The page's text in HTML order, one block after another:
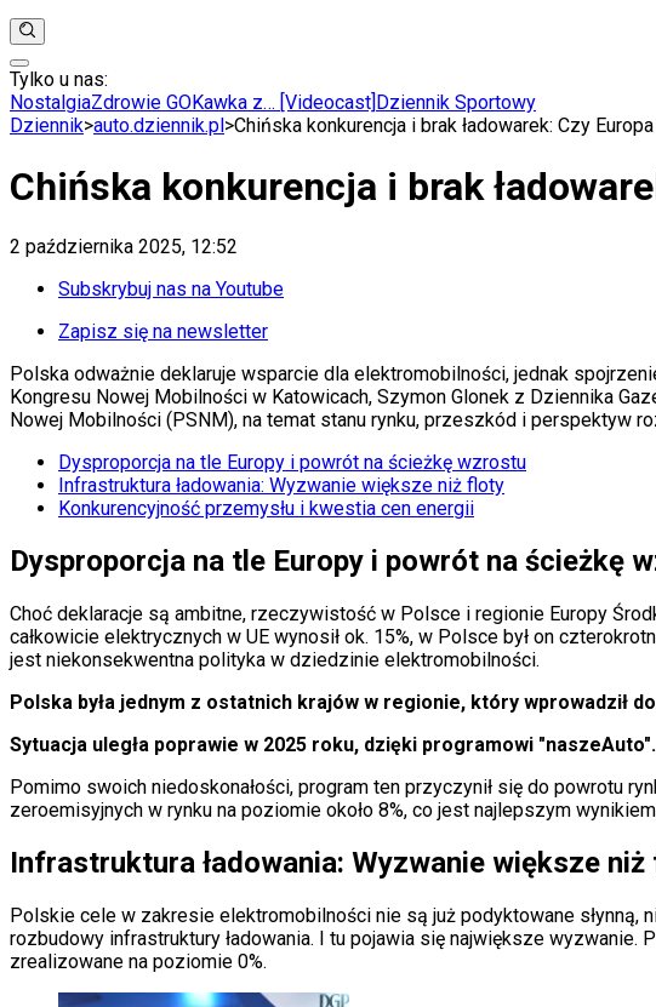
Anuluj
Wiadomości
Kraj
Polityka
Nauka
Gospodarka
Aktualności
Emerytury
Finanse
Praca
Twoje finanse
Finanse
KSEF
Aktualności
Auta ekologiczne
Automotive
Drogi
Na wakacje
Paliwo
Porady
Premiery
Życie gwiazd
Plotki
Hity internetu
Edukacja
Matura
Aktualności
Moda
Uroda
Porady
Święta
Tylko u nas:
NostalgiaZdrowie GOKawka z… [Videocast] Dziennik Sportowy
Dziennik>auto.dziennik.pl >Chińska konkurencja i brak ładowarek: Czy
Chińska konkurencja i brak
2 października 2025, 12:52
Subskrybuj nas na Youtube
Zapisz się na newsletter
Polska odważnie deklaruje wsparcie dla elektromobilności, jednak
Kongresu Nowej Mobilności w Katowicach, Szymon Glonek z Dziennika
Nowej Mobilności (PSNM), na temat stanu rynku, przeszkód i perspektyw
Dysproporcja na tle Europy i powrót na ścieżkę wzrostu
Infrastruktura ładowania: Wyzwanie większe niż floty
Konkurencyjność przemysłu i kwestia cen energii
Dysproporcja na tle Europy i powrót na ścieżkę
Choć deklaracje są ambitne, rzeczywistość w Polsce i regionie Europy
całkowicie elektrycznych w UE wynosił ok. 15%, w Polsce był on
jest niekonsekwentna polityka w dziedzinie elektromobilności.
Polska była jednym z ostatnich krajów w regionie, który wprowadził
Sytuacja uległa poprawie w 2025 roku, dzięki programowi "naszeAuto".
Pomimo swoich niedoskonałości, program ten przyczynił się do powrotu
zeroemisyjnych w rynku na poziomie około 8%, co jest najlepszym
Infrastruktura ładowania: Wyzwanie większe
Polskie cele w zakresie elektromobilności nie są już podyktowane
rozbudowy infrastruktury ładowania. I tu pojawia się największe wyzwanie.
zrealizowane na poziomie 0%.